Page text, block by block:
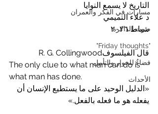
مسارات في الفكر والعمران
صوت الذاكرة
"Friday thoughts"
فضاءٌ للحوار والتأمل
الأحداث
التاريخ لا يسمع النوايا
د علاء التميمي
شباط ٢٠٢٦
قال الفيلسوفR. G. Collingwood
The only clue to what man can do is
what man has done.
«الدليل الوحيد على ما يستطيع الإنسان أن
يفعله هو ما فعله بالفعل.»